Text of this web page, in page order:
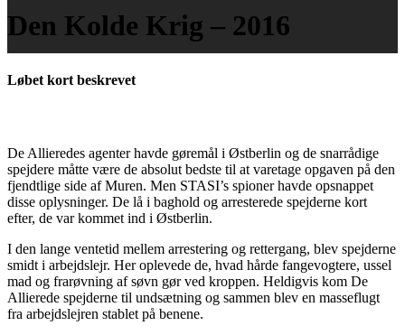
Den Kolde Krig – 2016
Løbet kort beskrevet
De Allieredes agenter havde gøremål i Østberlin og de snarrådige
spejdere måtte være de absolut bedste til at varetage opgaven på den
fjendtlige side af Muren. Men STASI’s spioner havde opsnappet
disse oplysninger. De lå i baghold og arresterede spejderne kort
efter, de var kommet ind i Østberlin.
I den lange ventetid mellem arrestering og rettergang, blev spejderne
smidt i arbejdslejr. Her oplevede de, hvad hårde fangevogtere, ussel
mad og frarøvning af søvn gør ved kroppen. Heldigvis kom De
Allierede spejderne til undsætning og sammen blev en masseflugt
fra arbejdslejren stablet på benene.